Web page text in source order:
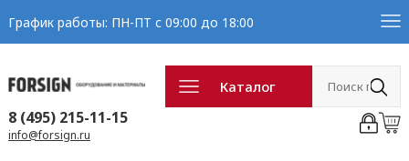
График работы: ПН-ПТ с 09:00 до 18:00
Каталог
8 (495) 215-11-15
info@forsign.ru